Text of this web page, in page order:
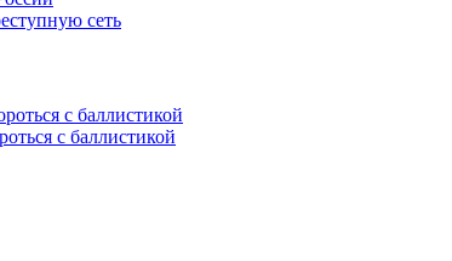
сеть
с баллистикой